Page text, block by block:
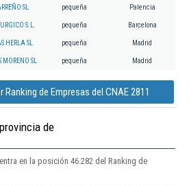
SL pequeña Palencia
S.L. pequeña Barcelona
HERLA SL pequeña Madrid
MORENO SL pequeña Madrid
Ranking de Empresas del CNAE 2811
de
en la posición 46.282 del Ranking de